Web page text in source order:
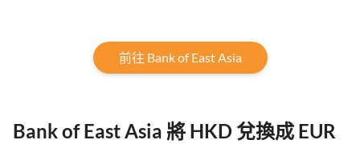
前往 Bank of East Asia
Bank of East Asia 將 HKD 兌換成 EUR